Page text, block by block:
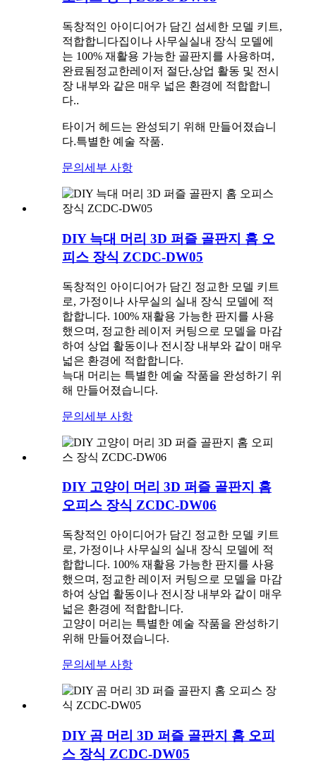
독창적인 아이디어가 담긴 섬세한 모델 키트,
적합합니다집이나 사무실실내 장식 모델에
는 100% 재활용 가능한 골판지를 사용하며,
완료됨정교한레이저 절단,상업 활동 및 전시
장 내부와 같은 매우 넓은 환경에 적합합니
다..
타이거 헤드는 완성되기 위해 만들어졌습니
다.특별한 예술 작품.
문의 세부 사항
DIY 늑대 머리 3D 퍼즐 골판지 홈 오
피스 장식 ZCDC-DW05
독창적인 아이디어가 담긴 정교한 모델 키트
로, 가정이나 사무실의 실내 장식 모델에 적
합합니다. 100% 재활용 가능한 판지를 사용
했으며, 정교한 레이저 커팅으로 모델을 마감
하여 상업 활동이나 전시장 내부와 같이 매우
넓은 환경에 적합합니다.
늑대 머리는 특별한 예술 작품을 완성하기 위
해 만들어졌습니다.
문의 세부 사항
DIY 고양이 머리 3D 퍼즐 골판지 홈
오피스 장식 ZCDC-DW06
독창적인 아이디어가 담긴 정교한 모델 키트
로, 가정이나 사무실의 실내 장식 모델에 적
합합니다. 100% 재활용 가능한 판지를 사용
했으며, 정교한 레이저 커팅으로 모델을 마감
하여 상업 활동이나 전시장 내부와 같이 매우
넓은 환경에 적합합니다.
고양이 머리는 특별한 예술 작품을 완성하기
위해 만들어졌습니다.
문의 세부 사항
DIY 곰 머리 3D 퍼즐 골판지 홈 오피
스 장식 ZCDC-DW05